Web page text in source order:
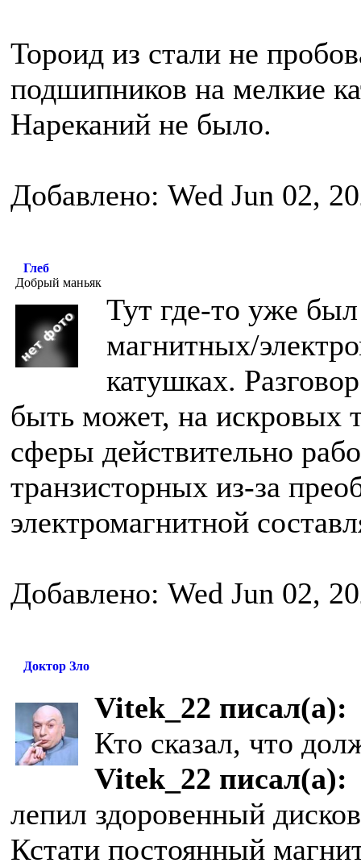
Тороид из стали не
подшипников на мелкие
Нареканий не было.
Добавлено: Wed Jun 02,
Глеб
Добрый маньяк
Тут где-то уже
магнитных/
катушках.
быть может, на искровых
сферы действительно
транзисторных из-за
электромагнитной
Добавлено: Wed Jun 02,
Доктор Зло
Vitek_22 писал(а):
Кто сказал, что
Vitek_22 писал(а):
лепил здоровенный
Кстати постоянный